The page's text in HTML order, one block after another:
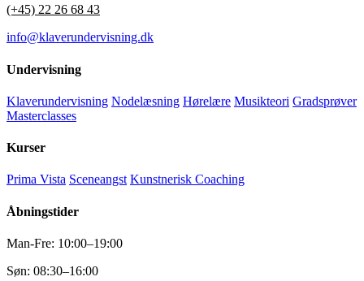
(+45) 22 26 68 43
info@klaverundervisning.dk
Undervisning
Klaverundervisning Nodelæsning Hørelære Musikteori Gradsprøver
Masterclasses
Kurser
Prima Vista Sceneangst Kunstnerisk Coaching
Åbningstider
Man-Fre: 10:00–19:00
Søn: 08:30–16:00